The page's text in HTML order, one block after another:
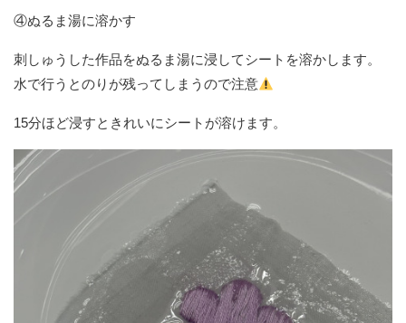
④ぬるま湯に溶かす
刺しゅうした作品をぬるま湯に浸してシートを溶かします。
水で行うとのりが残ってしまうので注意
15分ほど浸すときれいにシートが溶けます。